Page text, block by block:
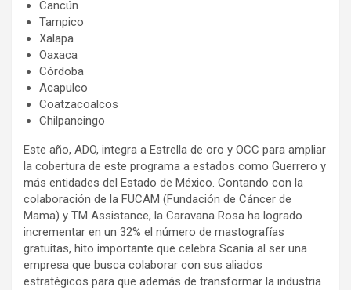
Cancún
Tampico
Xalapa
Oaxaca
Córdoba
Acapulco
Coatzacoalcos
Chilpancingo
Este año, ADO, integra a Estrella de oro y OCC para ampliar
la cobertura de este programa a estados como Guerrero y
más entidades del Estado de México. Contando con la
colaboración de la FUCAM (Fundación de Cáncer de
Mama) y TM Assistance, la Caravana Rosa ha logrado
incrementar en un 32% el número de mastografías
gratuitas, hito importante que celebra Scania al ser una
empresa que busca colaborar con sus aliados
estratégicos para que además de transformar la industria